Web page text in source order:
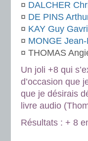
¤ DALCHER
¤ DE PINS
¤ KAY Guy
¤ MONGE
¤ THOMAS
Un joli +8 qui
d’occasion que
que je désirais
livre audio
Résultats : + 8